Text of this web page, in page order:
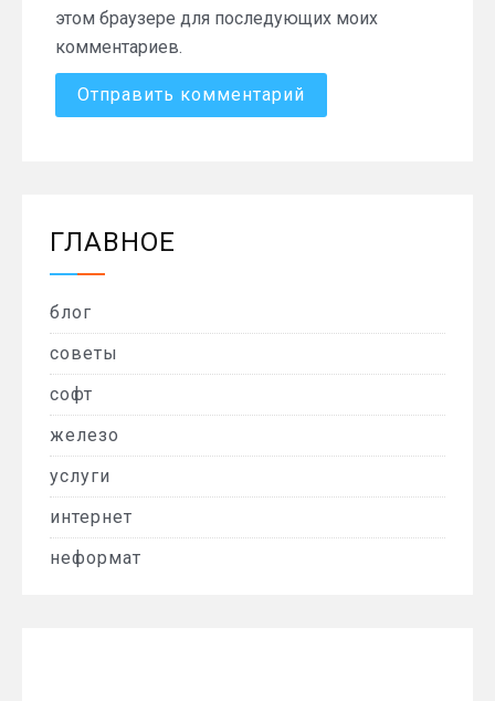
этом браузере для последующих моих
комментариев.
ГЛАВНОЕ
блог
советы
софт
железо
услуги
интернет
неформат